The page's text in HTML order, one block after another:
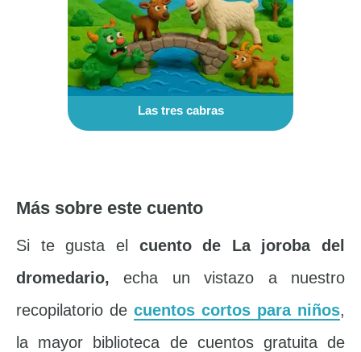
Las tres cabras
Más sobre este cuento
Si te gusta el cuento de La joroba del
dromedario, echa un vistazo a nuestro
recopilatorio de cuentos cortos para niños,
la mayor biblioteca de cuentos gratuita de